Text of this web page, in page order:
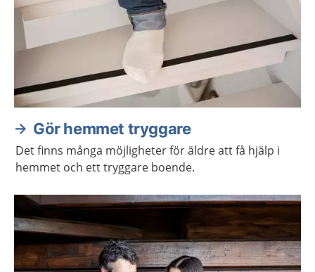
Gör hemmet tryggare
Det finns många möjligheter för äldre att få hjälp i
hemmet och ett tryggare boende.